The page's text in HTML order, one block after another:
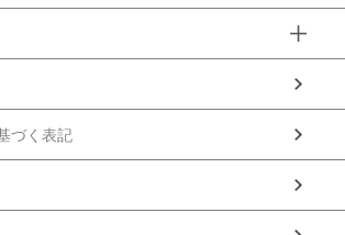
づく表記